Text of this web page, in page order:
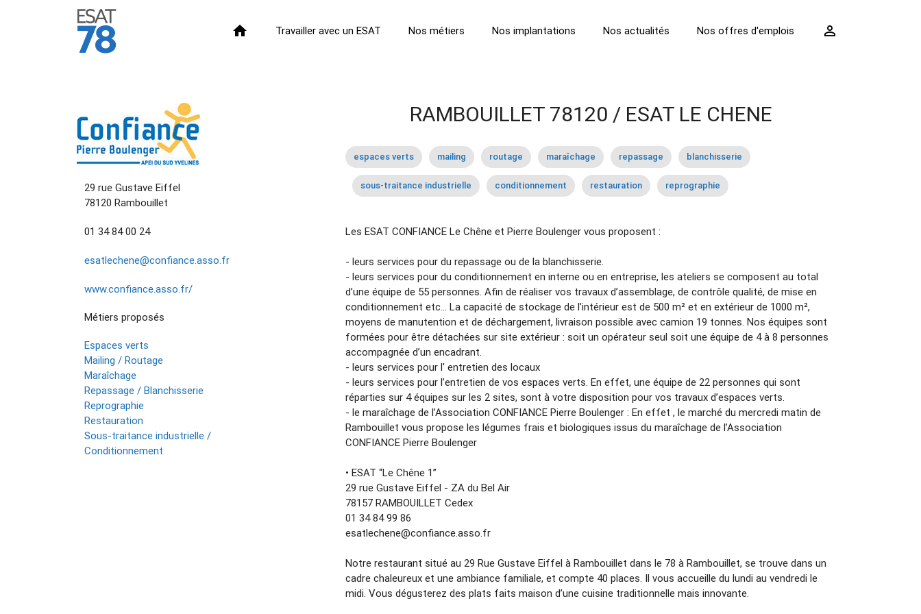
home Travailler avec un ESAT Nos métiers Nos implantations Nos actualités Nos offres d'emplois perm_identity
29 rue Gustave Eiffel
78120 Rambouillet
01 34 84 00 24
esatlechene@confiance.asso.fr
www.confiance.asso.fr/
Métiers proposés
Espaces verts
Mailing / Routage
Maraîchage
Repassage / Blanchisserie
Reprographie
Restauration
Sous-traitance industrielle /
Conditionnement
RAMBOUILLET 78120 / ESAT LE CHENE
espaces verts mailing routage maraîchage repassage blanchisserie
sous-traitance industrielle conditionnement restauration reprographie
Les ESAT CONFIANCE Le Chêne et Pierre Boulenger vous proposent :
- leurs services pour du repassage ou de la blanchisserie.
- leurs services pour du conditionnement en interne ou en entreprise, les ateliers se composent au total
d’une équipe de 55 personnes. Afin de réaliser vos travaux d’assemblage, de contrôle qualité, de mise en
conditionnement etc… La capacité de stockage de l’intérieur est de 500 m² et en extérieur de 1000 m²,
moyens de manutention et de déchargement, livraison possible avec camion 19 tonnes. Nos équipes sont
formées pour être détachées sur site extérieur : soit un opérateur seul soit une équipe de 4 à 8 personnes
accompagnée d’un encadrant.
- leurs services pour l' entretien des locaux
- leurs services pour l’entretien de vos espaces verts. En effet, une équipe de 22 personnes qui sont
réparties sur 4 équipes sur les 2 sites, sont à votre disposition pour vos travaux d’espaces verts.
- le maraîchage de l’Association CONFIANCE Pierre Boulenger : En effet , le marché du mercredi matin de
Rambouillet vous propose les légumes frais et biologiques issus du maraîchage de l’Association
CONFIANCE Pierre Boulenger
• ESAT “Le Chêne 1”
29 rue Gustave Eiffel - ZA du Bel Air
78157 RAMBOUILLET Cedex
01 34 84 99 86
esatlechene@confiance.asso.fr
Notre restaurant situé au 29 Rue Gustave Eiffel à Rambouillet dans le 78 à Rambouillet, se trouve dans un
cadre chaleureux et une ambiance familiale, et compte 40 places. Il vous accueille du lundi au vendredi le
midi. Vous dégusterez des plats faits maison d’une cuisine traditionnelle mais innovante.